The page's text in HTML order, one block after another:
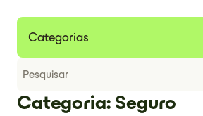
Categorias
Categoria: Seguro